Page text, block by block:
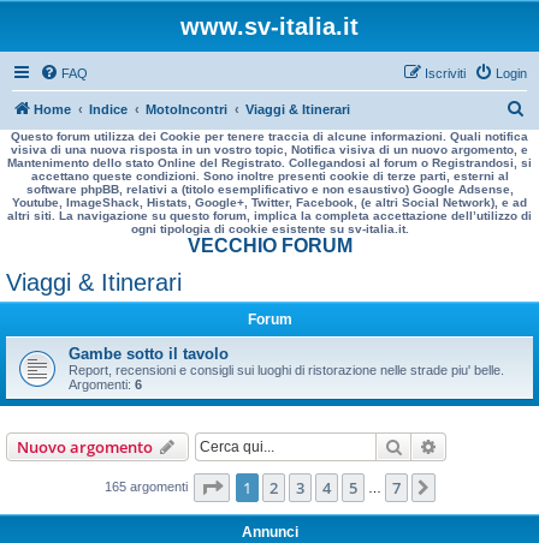
www.sv-italia.it
FAQ Login
Iscriviti
Home Indice MotoIncontri Viaggi & Itinerari
e
r
a
Questo forum utilizza dei Cookie per tenere traccia di alcune informazioni. Quali notifica
visiva di una nuova risposta in un vostro topic, Notifica visiva di un nuovo argomento, e
Mantenimento dello stato Online del Registrato. Collegandosi al forum o Registrandosi, si
accettano queste condizioni. Sono inoltre presenti cookie di terze parti, esterni al
software phpBB, relativi a (titolo esemplificativo e non esaustivo) Google Adsense,
Youtube, ImageShack, Histats, Google+, Twitter, Facebook, (e altri Social Network), e ad
altri siti. La navigazione su questo forum, implica la completa accettazione dell’utilizzo di
ogni tipologia di cookie esistente su sv-italia.it.
VECCHIO FORUM
Viaggi & Itinerari
Forum
Gambe sotto il tavolo
Report, recensioni e consigli sui luoghi di ristorazione nelle strade piu' belle.
Argomenti: 6
Nuovo argomento Cerca
165 argomenti Pagina di
1 2 3 4 5 7
Annunci